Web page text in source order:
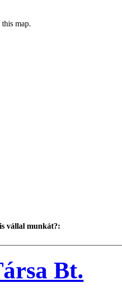
map.
vállal munkát?:
Bt.